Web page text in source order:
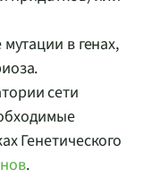
в генах,
сети
Генетического
.